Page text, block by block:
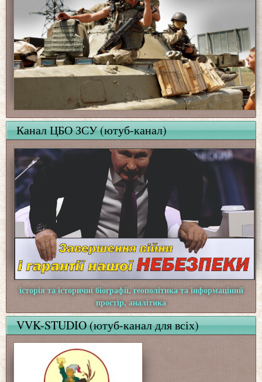
Канал ЦБО ЗСУ (ютуб-канал)
історія та історичні біографії, геополітика та інформаціний
простір, аналітика
VVK-STUDIO (ютуб-канал для всіх)